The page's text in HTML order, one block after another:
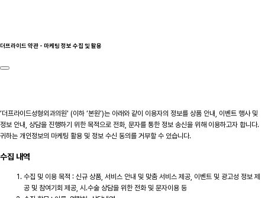
더프라이드 약관 - 마케팅 정보 수집 및 활용
‘더프라이드성형외과의원' (이하 ‘본원’)는 아래와 같이 이용자의 정보를 상품 안내, 이벤트 행사 및
정보 안내, 상담을 진행하기 위한 목적으로 전화, 문자를 통한 정보 송신을 위해 이용하고자 합니다.
귀하는 개인정보의 마케팅 활용 및 정보 수신 동의를 거부할 수 있습니다.
수집 내역
수집 및 이용 목적 : 신규 상품, 서비스 안내 및 맞춤 서비스 제공, 이벤트 및 광고성 정보 제
공 및 참여기회 제공, 시.수술 상담을 위한 전화 및 문자이용 등